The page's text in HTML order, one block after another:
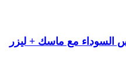
مع ماسك + ليزر